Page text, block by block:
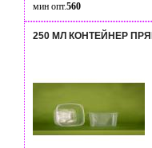
мин опт.560
250 МЛ КОНТЕЙНЕР